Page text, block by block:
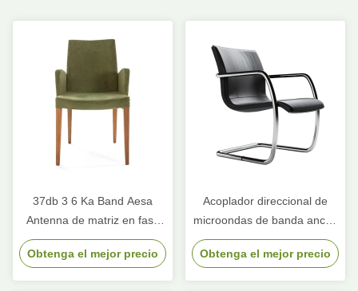
37db 3 6 Ka Band Aesa
Antenna de matriz en fase
para aeronaves Dirección
del haz de 16 GHz a 17 GHz
Obtenga el mejor precio
Acoplador direccional de
microondas de banda ancha
de alta potencia
Obtenga el mejor precio